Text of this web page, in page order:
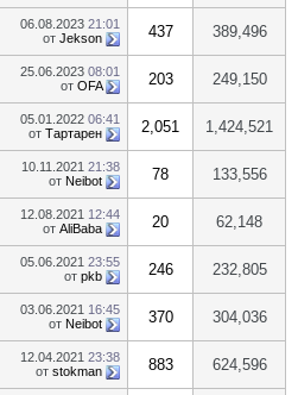
06.08.2023 21:01
от Jekson 437 389,496
25.06.2023 08:01
от OFA 203 249,150
05.01.2022 06:41
от Тартарен 2,051 1,424,521
10.11.2021 21:38
от Neibot 78 133,556
12.08.2021 12:44
от AliBaba 20 62,148
05.06.2021 23:55
от pkb 246 232,805
03.06.2021 16:45
от Neibot 370 304,036
12.04.2021 23:38
от stokman 883 624,596